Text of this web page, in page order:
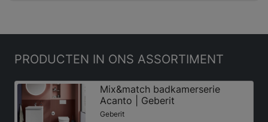
PRODUCTEN IN ONS ASSORTIMENT
Mix&match badkamerserie
Acanto | Geberit
Geberit